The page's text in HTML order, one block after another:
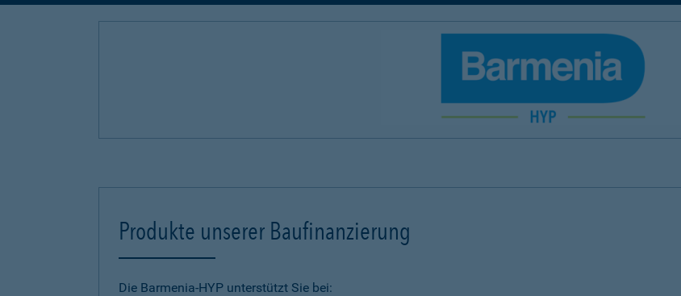
Produkte unserer Baufinanzierung
Die Barmenia-HYP unterstützt Sie bei: